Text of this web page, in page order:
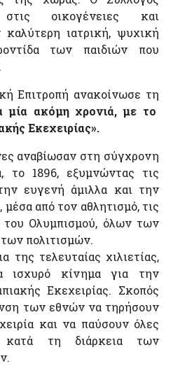
στις οικογένειες και
καλύτερη ιατρική, ψυχική
των παιδιών που
Επιτροπή ανακοίνωσε τη
μία ακόμη χρονιά, με το
Εκεχειρίας».
αναβίωσαν στη σύγχρονη
το 1896, εξυμνώντας τις
ευγενή άμιλλα και την
από τον αθλητισμό, τις
του Ολυμπισμού, όλων των
πολιτισμών.
της τελευταίας χιλιετίας,
ισχυρό κίνημα για την
Εκεχειρίας. Σκοπός
των εθνών να τηρήσουν
και να παύσουν όλες
κατά τη διάρκεια των